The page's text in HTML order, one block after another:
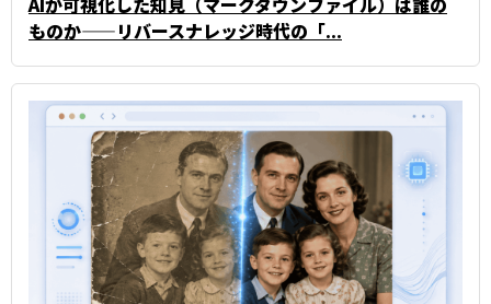
ものか——リバースナレッジ時代の「...